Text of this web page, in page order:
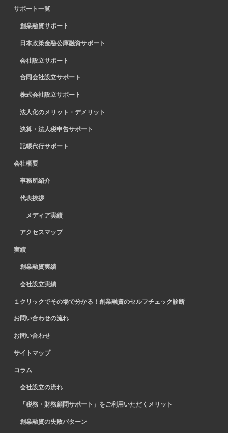
サポート一覧
創業融資サポート
日本政策金融公庫融資サポート
会社設立サポート
合同会社設立サポート
株式会社設立サポート
法人化のメリット・デメリット
決算・法人税申告サポート
記帳代行サポート
会社概要
事務所紹介
代表挨拶
メディア実績
アクセスマップ
実績
創業融資実績
会社設立実績
１クリックでその場で分かる！創業融資のセルフチェック診断
お問い合わせの流れ
お問い合わせ
サイトマップ
コラム
会社設立の流れ
「税務・財務顧問サポート」をご利用いただくメリット
創業融資の失敗パターン